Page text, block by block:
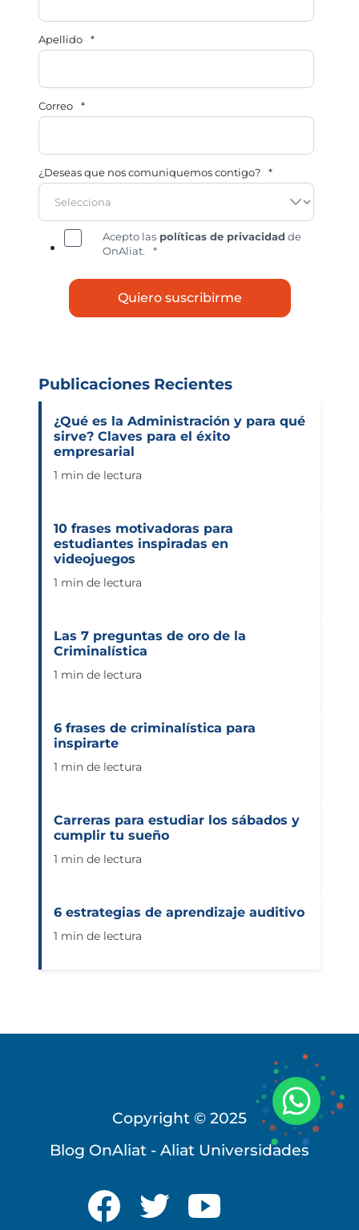
Apellido *
Correo *
¿Deseas que nos comuniquemos contigo? *
Acepto las políticas de privacidad de
OnAliat.
*
Publicaciones Recientes
¿Qué es la Administración y para qué
sirve? Claves para el éxito
empresarial
1 min de lectura
10 frases motivadoras para
estudiantes inspiradas en
videojuegos
1 min de lectura
Las 7 preguntas de oro de la
Criminalística
1 min de lectura
6 frases de criminalística para
inspirarte
1 min de lectura
Carreras para estudiar los sábados y
cumplir tu sueño
1 min de lectura
6 estrategias de aprendizaje auditivo
1 min de lectura
Copyright © 2025
Blog OnAliat - Aliat Universidades
Universidad Virtual